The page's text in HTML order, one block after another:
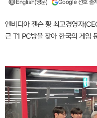
English(영문) Google 선호 출
엔비디아 젠슨 황 최고경영자
근 T1 PC방을 찾아 한국의 게임